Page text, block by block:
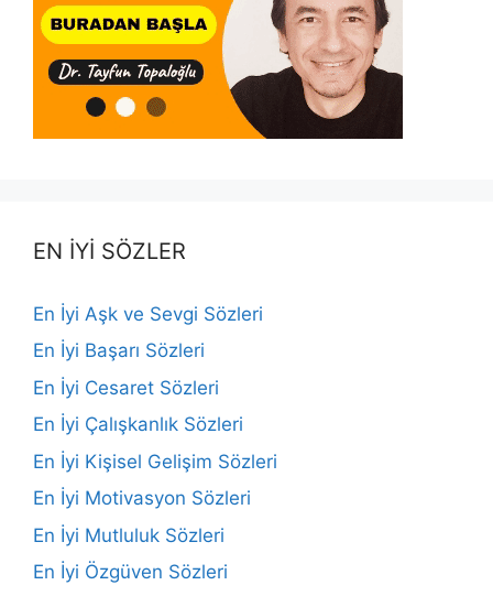
EN İYİ SÖZLER
En İyi Aşk ve Sevgi Sözleri
En İyi Başarı Sözleri
En İyi Cesaret Sözleri
En İyi Çalışkanlık Sözleri
En İyi Kişisel Gelişim Sözleri
En İyi Motivasyon Sözleri
En İyi Mutluluk Sözleri
En İyi Özgüven Sözleri